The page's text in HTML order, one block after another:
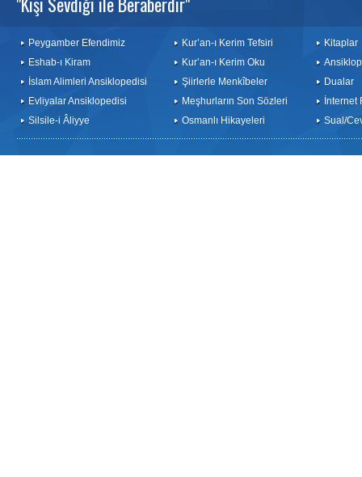
Peygamber Efendimiz
Eshab-ı Kiram
İslam Alimleri Ansiklopedisi
Evliyalar Ansiklopedisi
Silsile-i Âliyye
Kur’an-ı Kerim Tefsiri
Kur’an-ı Kerim Oku
Şiirlerle Menkîbeler
Meşhurların Son Sözleri
Osmanlı Hikayeleri
Kitaplar
Dualar
İnternet
Sual/